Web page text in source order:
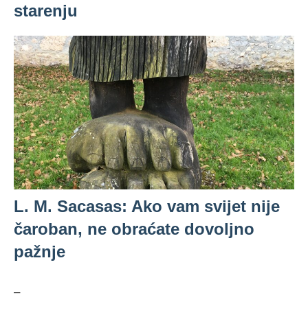
starenju
L. M. Sacasas: Ako vam svijet nije
čaroban, ne obraćate dovoljno
pažnje
–